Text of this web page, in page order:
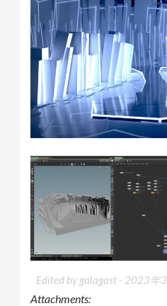
Edited by galagast - 2023年
Attachments: